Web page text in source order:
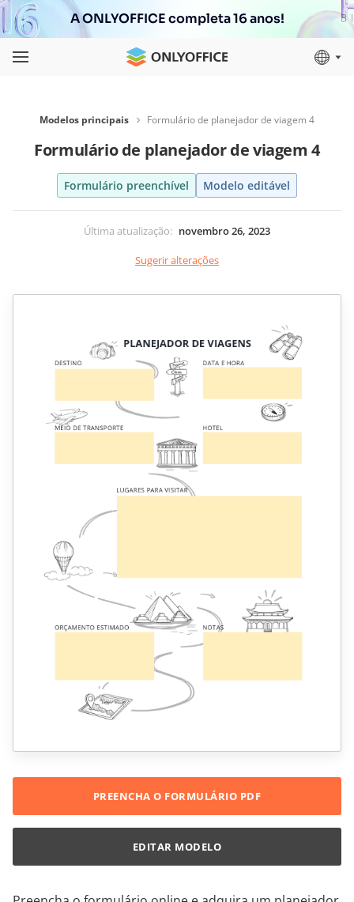
A ONLYOFFICE completa 16 anos!
Modelos principais Formulário de planejador de viagem 4
Formulário de planejador de viagem 4
Formulário preenchível Modelo editável
Última atualização: novembro 26, 2023
Sugerir alterações
PREENCHA O FORMULÁRIO PDF
EDITAR MODELO